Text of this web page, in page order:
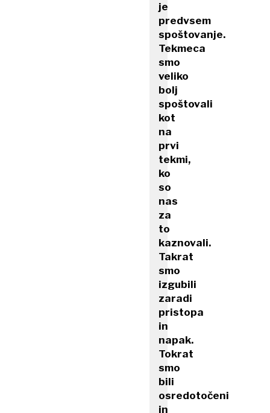
je
predvsem
spoštovanje.
Tekmeca
smo
veliko
bolj
spoštovali
kot
na
prvi
tekmi,
ko
so
nas
za
to
kaznovali.
Takrat
smo
izgubili
zaradi
pristopa
in
napak.
Tokrat
smo
bili
osredotočeni
in